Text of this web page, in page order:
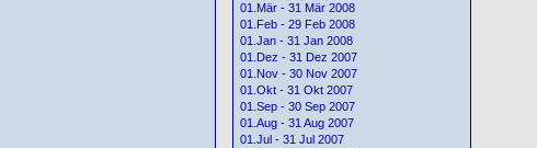
01.Mär - 31 Mär 2008
01.Feb - 29 Feb 2008
01.Jan - 31 Jan 2008
01.Dez - 31 Dez 2007
01.Nov - 30 Nov 2007
01.Okt - 31 Okt 2007
01.Sep - 30 Sep 2007
01.Aug - 31 Aug 2007
01.Jul - 31 Jul 2007